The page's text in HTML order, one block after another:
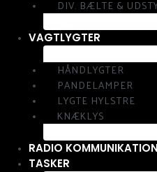
DIV. BÆLTE &
VAGTLYGTER
HÅNDLYGTER
PANDELAMPER
LYGTE HYLSTRE
KNÆKLYS
RADIO KOMMUNIKATION
TASKER